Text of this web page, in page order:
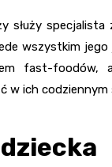
służy
wszystkim jego
fast-foodów,
w ich codziennym